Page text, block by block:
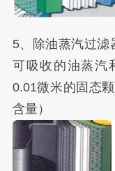
5、除油蒸汽过滤
可吸收的油蒸汽
0.01微米的固态
含量）